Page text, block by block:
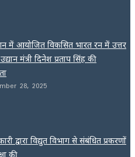
में आयोजित विकसित भारत रन में उत्तर
मंत्री दिनेश प्रताप सिंह की
28, 2025
द्वारा विद्युत विभाग से संबंधित प्रकरणों
की